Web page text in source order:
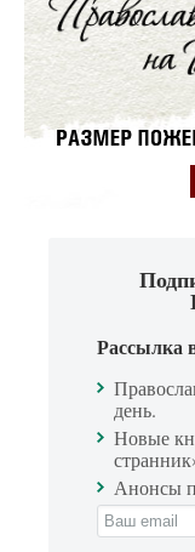
Рассылка
день.
Новые
Анонсы